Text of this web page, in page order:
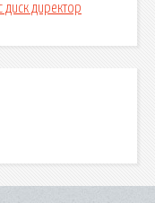
диск директор